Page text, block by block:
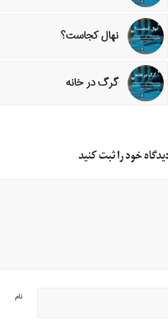
نهال کجاست؟
گرگ در خانه
خود را ثبت کنید
نام